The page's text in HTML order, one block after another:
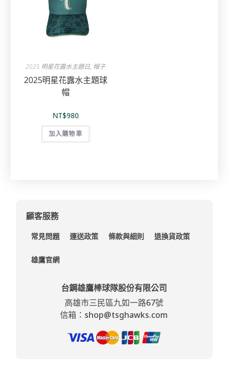
2025 明星花露水主題日, 帽子
2025明星花露水主題球
帽
NT$980
加入購物車
顧客服務
常見問題 運送政策 條款與細則 退換貨政策
雄鷹官網
台鋼雄鷹棒球隊股份有限公司
高雄市三民區九如一路67號
信箱：shop@tsghawks.com